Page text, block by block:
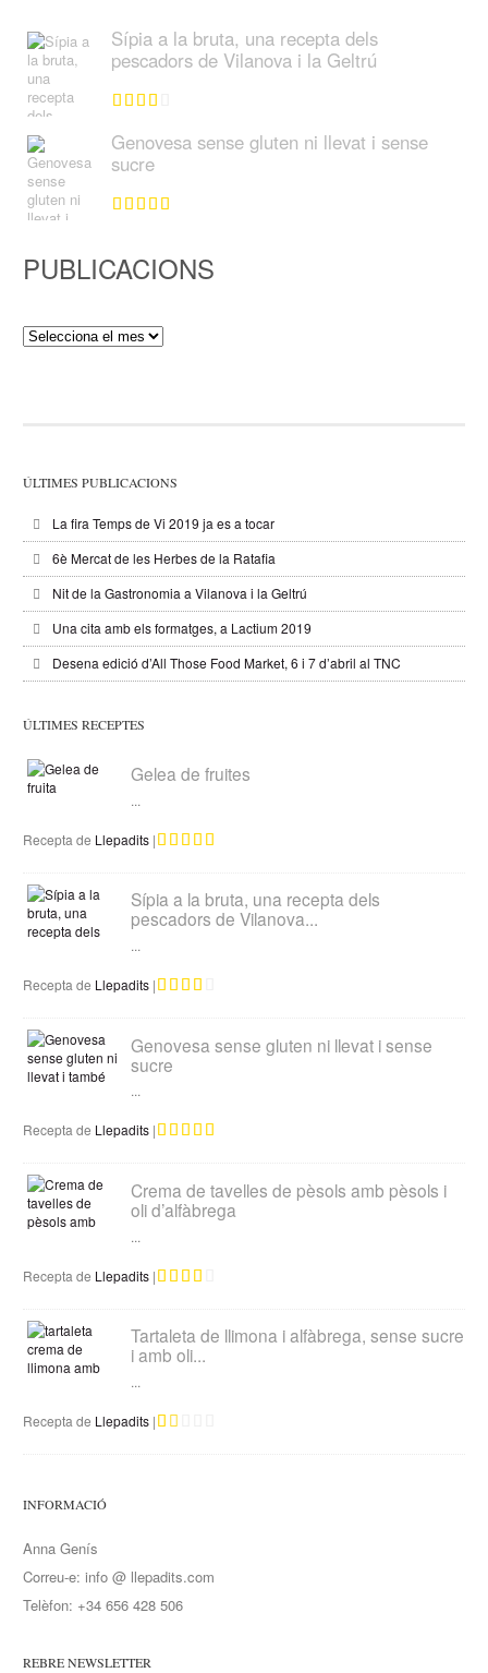
Sípia a la bruta, una recepta dels
pescadors de Vilanova i la Geltrú
Genovesa sense gluten ni llevat i sense
sucre
PUBLICACIONS
Publicacions
ÚLTIMES PUBLICACIONS
La fira Temps de Vi 2019 ja es a tocar
6è Mercat de les Herbes de la Ratafia
Nit de la Gastronomia a Vilanova i la Geltrú
Una cita amb els formatges, a Lactium 2019
Desena edició d’All Those Food Market, 6 i 7 d’abril al TNC
ÚLTIMES RECEPTES
Gelea de fruites
...
Recepta de Llepadits |
Sípia a la bruta, una recepta dels
pescadors de Vilanova...
...
Recepta de Llepadits |
Genovesa sense gluten ni llevat i sense
sucre
...
Recepta de Llepadits |
Crema de tavelles de pèsols amb pèsols i
oli d’alfàbrega
...
Recepta de Llepadits |
Tartaleta de llimona i alfàbrega, sense sucre
i amb oli...
...
Recepta de Llepadits |
INFORMACIÓ
Anna Genís
Correu-e: info @ llepadits.com
Telèfon: +34 656 428 506
REBRE NEWSLETTER